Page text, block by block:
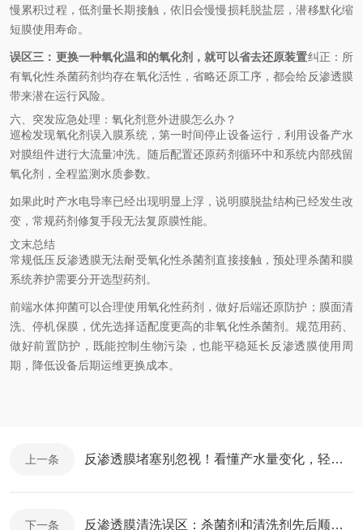
慢累积过程，低剂量长期接触，依旧会慢慢损耗脱盐层，潜移默化缩
短膜使用寿命。
误区三：更换一种氧化温和的氧化剂，就可以省去还原装置纠正：所
有氧化性杀菌药剂均存在氧化活性，省略还原工序，都会给反渗透膜
带来潜在运行风险。
六、突发应急处理：氧化剂意外进膜怎么办？
巡检发现氧化剂误入膜系统，第一时间停止设备运行，利用设备产水
对膜组件进行大流量冲洗。随后配置还原药剂循环中和系统内部残留
氧化剂，全程监测水质参数。
如果此时产水电导率已经出现明显上浮，说明膜脱盐结构已经发生改
变，常规药剂修复手段无法复原膜性能。
文末总结
常规低压反渗透膜无法耐受氧化性杀菌剂直接接触，预处理杀菌和膜
系统养护需要分开选型药剂。
前端水体抑菌可以合理使用氧化性药剂，做好后端还原防护；膜面清
洗、停机保膜，优先选择适配度更高的非氧化性杀菌剂。规范用药、
做好前置防护，既能控制生物污染，也能平稳延长反渗透膜使用周
期，降低设备后期运维更换成本。
上一条 反渗透膜堵塞别忽视！看懂产水量变化，轻松排查净水设备故障
下一条 反渗透膜清洗误区：杀菌剂和清洗剂先后顺序别搞错，很多运维人员都做错了